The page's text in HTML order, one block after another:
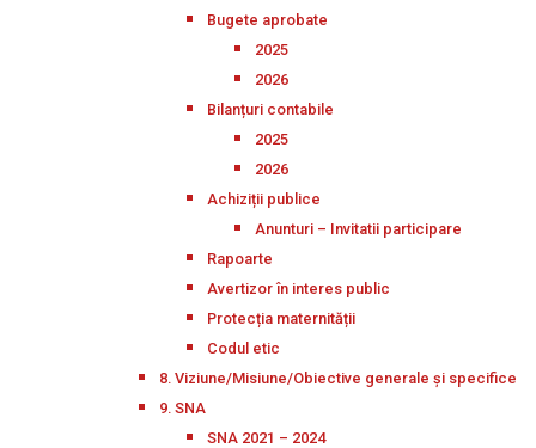
Bugete aprobate
2025
2026
Bilanțuri contabile
2025
2026
Achiziții publice
Anunturi – Invitatii participare
Rapoarte
Avertizor în interes public
Protecția maternității
Codul etic
8. Viziune/Misiune/Obiective generale și specifice
9. SNA
SNA 2021 – 2024